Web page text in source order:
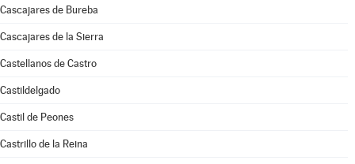
Cascajares de Bureba
Cascajares de la Sierra
Castellanos de Castro
Castildelgado
Castil de Peones
Castrillo de la Reina